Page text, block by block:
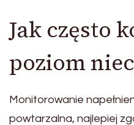
Jak często
poziom
Monitorowanie
powtarzalna, najlepiej